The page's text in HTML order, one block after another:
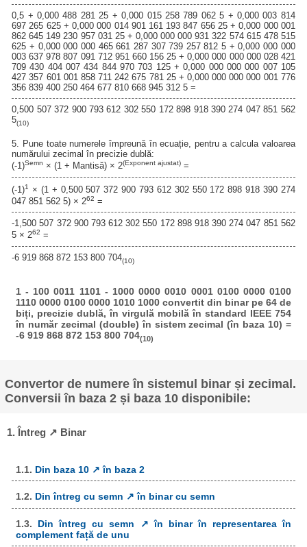
0,5 + 0,000 488 281 25 + 0,000 015 258 789 062 5 + 0,000 003 814
697 265 625 + 0,000 000 014 901 161 193 847 656 25 + 0,000 000 001
862 645 149 230 957 031 25 + 0,000 000 000 931 322 574 615 478 515
625 + 0,000 000 000 465 661 287 307 739 257 812 5 + 0,000 000 000
003 637 978 807 091 712 951 660 156 25 + 0,000 000 000 000 028 421
709 430 404 007 434 844 970 703 125 + 0,000 000 000 000 007 105
427 357 601 001 858 711 242 675 781 25 + 0,000 000 000 000 001 776
356 839 400 250 464 677 810 668 945 312 5 =
0,500 507 372 900 793 612 302 550 172 898 918 390 274 047 851 562
5(10)
5. Pune toate numerele împreună în ecuație, pentru a calcula valoarea
numărului zecimal în precizie dublă:
(-1)Semn × (1 + Mantisă) × 2(Exponent ajustat) =
(-1)1
× (1 + 0,500 507 372 900 793 612 302 550 172 898 918 390 274
047 851 562 5) × 262 =
-1,500 507 372 900 793 612 302 550 172 898 918 390 274 047 851 562
5 × 262 =
-6 919 868 872 153 800 704(10)
1 - 100 0011 1101 - 1000 0000 0010 0001 0100 0000 0100
1110 0000 0100 0000 1010 1000 convertit din binar pe 64 de
biți, precizie dublă, în virgulă mobilă în standard IEEE 754
în număr zecimal (double) în sistem zecimal (în baza 10) =
-6 919 868 872 153 800 704(10)
Convertor de numere în sistemul binar și zecimal.
Conversii în baza 2 și baza 10 disponibile:
1. Întreg ↗ Binar
1.1. Din baza 10 ↗ în baza 2
1.2. Din întreg cu semn ↗ în binar cu semn
1.3. Din întreg cu semn ↗ în binar în representarea în
complement față de unu